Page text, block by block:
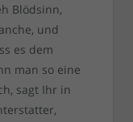
Blödsinn,
und
es dem
man so eine
sagt Ihr in